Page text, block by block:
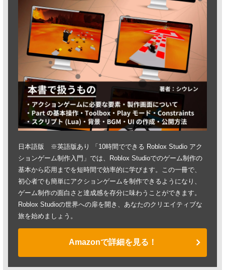
日本語版 ※英語版あり 「10時間でできる Roblox Studio アク
ションゲーム制作入門」では、Roblox Studioでのゲーム制作の
基本から応用までを短時間で効率的に学びます。この一冊で、
初心者でも簡単にアクションゲームを制作できるようになり、
ゲーム制作の面白さと達成感を存分に味わうことができます。
Roblox Studioの世界への扉を開き、あなたのクリエイティブな
旅を始めましょう。
Amazonで詳細を見る！